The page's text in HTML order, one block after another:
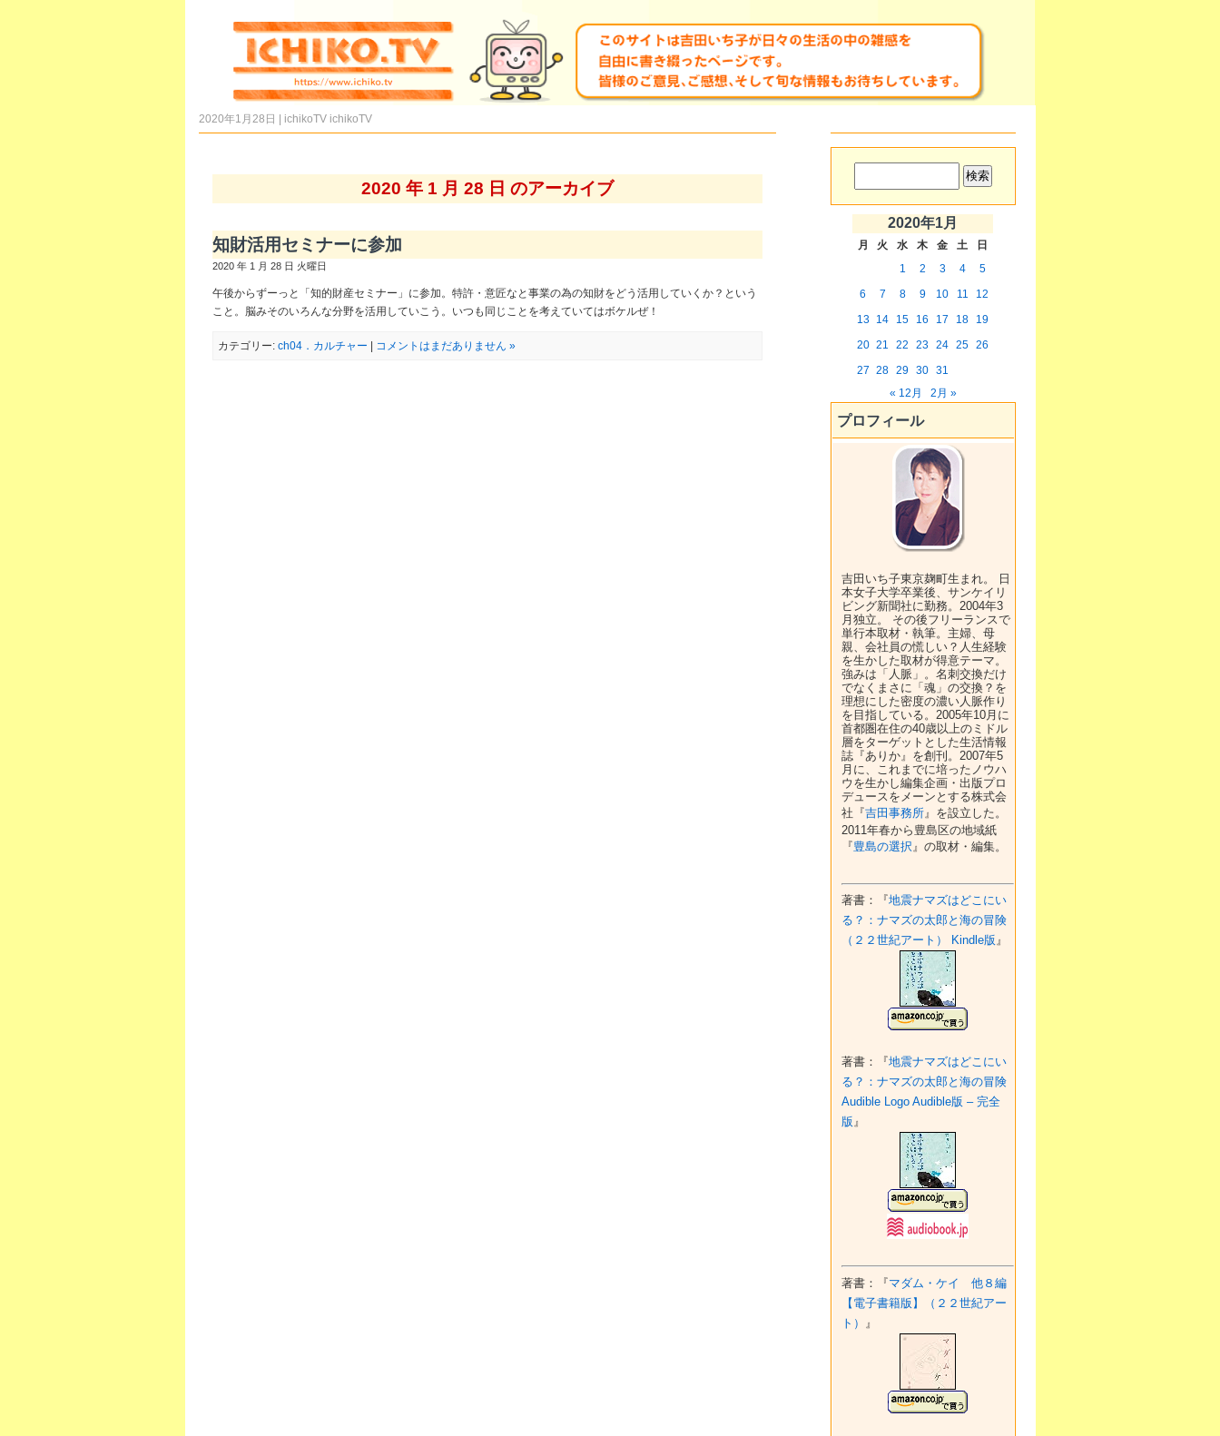
2020年1月28日 | ichikoTV ichikoTV
2020 年 1 月 28 日 のアーカイブ
知財活用セミナーに参加
2020 年 1 月 28 日 火曜日
午後からずーっと「知的財産セミナー」に参加。特許・意匠なと事業の為の知財をどう活用していくか？という
こと。脳みそのいろんな分野を活用していこう。いつも同じことを考えていてはボケルぜ！
カテゴリー: ch04．カルチャー コメントはまだありません »
2020年1月
月 火 水 木 金 土
日
1
2 3 4
5
6
7 8 9 10 11
12
13
14 15 16 17 18
19
20 21 22 23 24 25 26
27 28 29 30 31
« 12月
2月 »
プロフィール
吉田いち子東京麹町生まれ。 日
本女子大学卒業後、サンケイリ
ビング新聞社に勤務。2004年3
月独立。 その後フリーランスで
単行本取材・執筆。主婦、母
親、会社員の慌しい？人生経験
を生かした取材が得意テーマ。
強みは「人脈」。名刺交換だけ
でなくまさに「魂」の交換？を
理想にした密度の濃い人脈作り
を目指している。2005年10月に
首都圏在住の40歳以上のミドル
層をターゲットとした生活情報
誌『ありか』を創刊。2007年5
月に、これまでに培ったノウハ
ウを生かし編集企画・出版プロ
デュースをメーンとする株式会
社『吉田事務所』を設立した。
2011年春から豊島区の地域紙
『豊島の選択』の取材・編集。
著書：『地震ナマズはどこにい
る？：ナマズの太郎と海の冒険
（２２世紀アート） Kindle版』
著書：『地震ナマズはどこにい
る？：ナマズの太郎と海の冒険
Audible Logo Audible版 – 完全
版』
著書：『マダム・ケイ 他８編
【電子書籍版】（２２世紀アー
ト）
』